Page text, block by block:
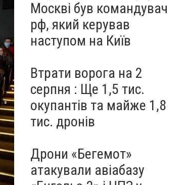
Москві був командувач
рф, який керував
наступом на Київ
Втрати ворога на 2
серпня : Ще 1,5 тис.
окупантів та майже 1,8
тис. дронів
Дрони «Бегемот»
атакували авіабазу